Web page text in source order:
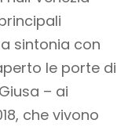
sintonia con
le porte di
– ai
che vivono